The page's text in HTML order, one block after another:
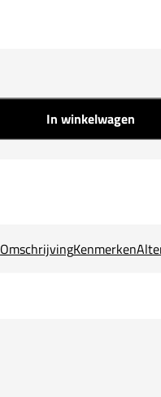
In winkelwagen
OmschrijvingKenmerken